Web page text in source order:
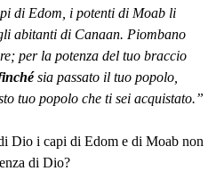
di Edom, i potenti di Moab li
abitanti di Canaan. Piombano
per la potenza del tuo braccio
sia passato il tuo popolo,
tuo popolo che ti sei acquistato.”
Dio i capi di Edom e di Moab non
di Dio?